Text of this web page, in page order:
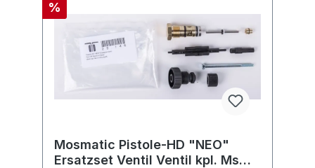
%
Mosmatic Pistole-HD "NEO"
Ersatzset Ventil Ventil kpl. Ms